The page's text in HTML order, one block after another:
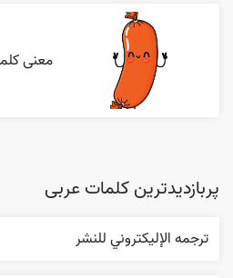
معنی
پربازدیدترین کلمات عربی
ترجمه الإليکتروني للنشر